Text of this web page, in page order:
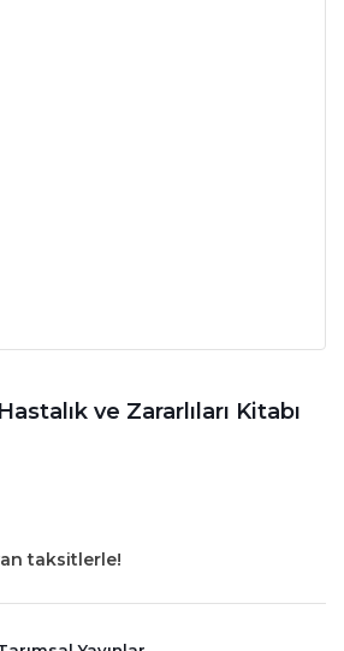
ve Zararlıları Kitabı
taksitlerle!